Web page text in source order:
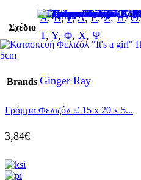
Σχέδιο
Α,Β,Γ,Δ,Ε,Ζ,Η,Θ
Τ, Υ, Φ, Χ, Ψ
Brands Ginger Ray
Γράμμα Φελιζόλ Ξ 15 x 20 x 5...
3,84€